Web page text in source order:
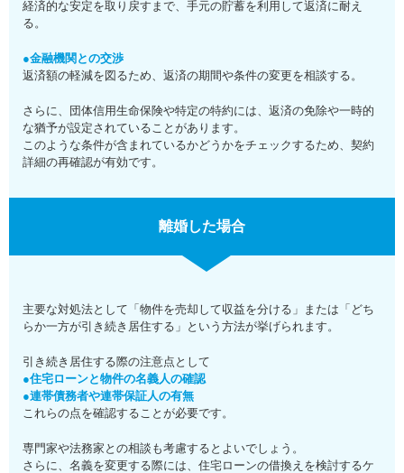
経済的な安定を取り戻すまで、手元の貯蓄を利用して返済に耐え
る。
●金融機関との交渉
返済額の軽減を図るため、返済の期間や条件の変更を相談する。
さらに、団体信用生命保険や特定の特約には、返済の免除や一時的
な猶予が設定されていることがあります。
このような条件が含まれているかどうかをチェックするため、契約
詳細の再確認が有効です。
離婚した場合
主要な対処法として「物件を売却して収益を分ける」または「どち
らか一方が引き続き居住する」という方法が挙げられます。
引き続き居住する際の注意点として
●住宅ローンと物件の名義人の確認
●連帯債務者や連帯保証人の有無
これらの点を確認することが必要です。
専門家や法務家との相談も考慮するとよいでしょう。
さらに、名義を変更する際には、住宅ローンの借換えを検討するケ